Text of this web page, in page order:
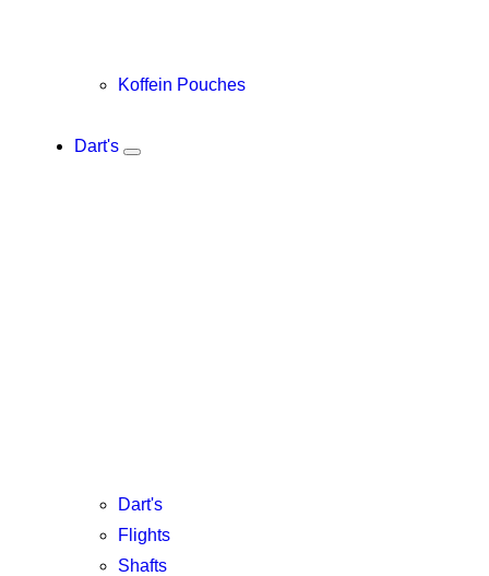
Koffein Pouches
Dart's
Dart's
Flights
Shafts